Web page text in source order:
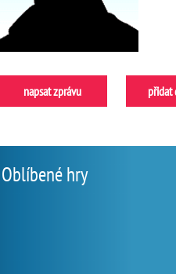
napsat zprávu přidat
Oblíbené hry